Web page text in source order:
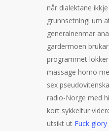
når dialektane
grunnsetningi um
generalnenmar
gardermoen
programmet
massage homo
sex
radio-Norge med
kort sykkeltur
utsikt ut Fuck